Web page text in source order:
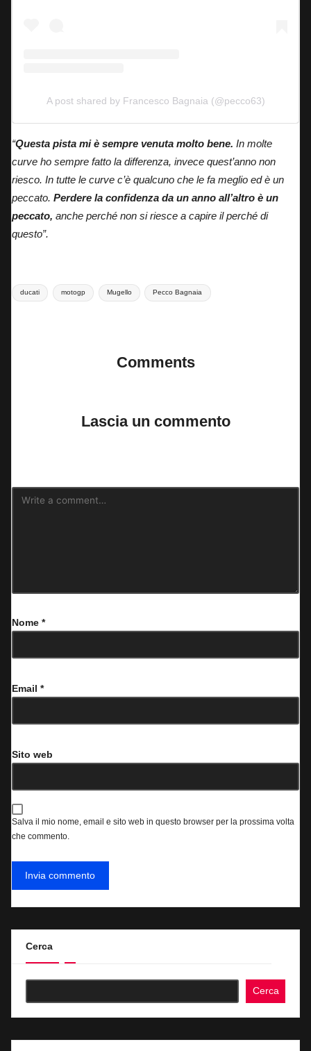
A post shared by Francesco Bagnaia (@pecco63)
“Questa pista mi è sempre venuta molto bene. In molte
curve ho sempre fatto la differenza, invece quest’anno non
riesco. In tutte le curve c’è qualcuno che le fa meglio ed è un
peccato. Perdere la confidenza da un anno all’altro è un
peccato, anche perché non si riesce a capire il perché di
questo”.
Tags:
ducati motogp Mugello Pecco Bagnaia
Comments
Lascia un commento
Nome *
Email *
Sito web
Salva il mio nome, email e sito web in questo browser per la prossima volta
che commento.
Cerca
Cerca